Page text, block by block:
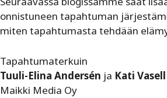
onnistuneen tapahtuman
miten tapahtumasta tehdään
Tapahtumaterkuin
Tuuli-Elina Andersén ja Kati Vasell
Maikki Media Oy